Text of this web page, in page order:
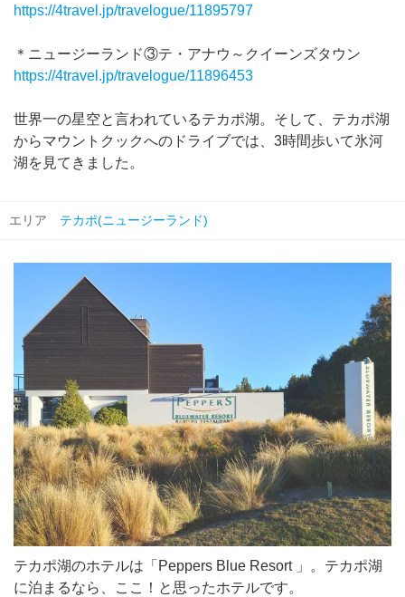
https://4travel.jp/travelogue/11895797
＊ニュージーランド③テ・アナウ～クイーンズタウン
https://4travel.jp/travelogue/11896453
世界一の星空と言われているテカポ湖。そして、テカポ湖
からマウントクックへのドライブでは、3時間歩いて氷河
湖を見てきました。
エリア テカポ(ニュージーランド)
テカポ湖のホテルは「Peppers Blue Resort 」。テカポ湖
に泊まるなら、ここ！と思ったホテルです。